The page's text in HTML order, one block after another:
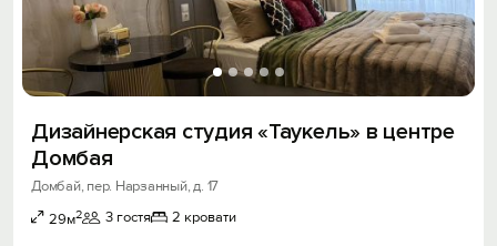
Дизайнерская студия «Taукeль» в центре
Домбая
Домбай, пер. Нарзанный, д. 17
29м2 3 гостя 2 кровати